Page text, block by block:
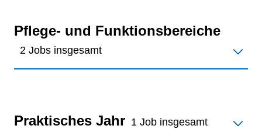
Pflege- und Funktionsbereiche
2 Jobs insgesamt
Praktisches Jahr 1 Job insgesamt